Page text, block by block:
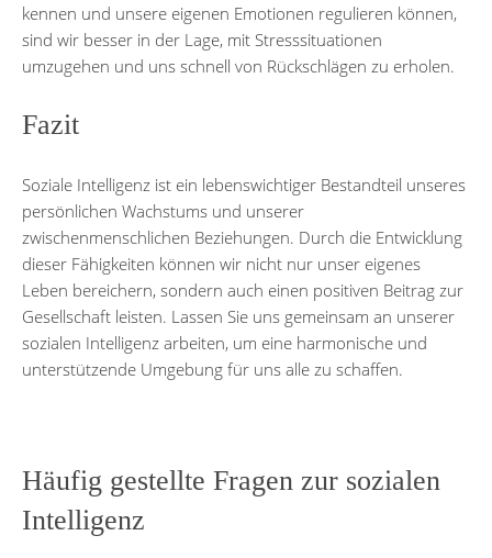
kennen und unsere eigenen Emotionen regulieren können,
sind wir besser in der Lage, mit Stresssituationen
umzugehen und uns schnell von Rückschlägen zu erholen.
Fazit
Soziale Intelligenz ist ein lebenswichtiger Bestandteil unseres
persönlichen Wachstums und unserer
zwischenmenschlichen Beziehungen. Durch die Entwicklung
dieser Fähigkeiten können wir nicht nur unser eigenes
Leben bereichern, sondern auch einen positiven Beitrag zur
Gesellschaft leisten. Lassen Sie uns gemeinsam an unserer
sozialen Intelligenz arbeiten, um eine harmonische und
unterstützende Umgebung für uns alle zu schaffen.
Häufig gestellte Fragen zur sozialen
Intelligenz